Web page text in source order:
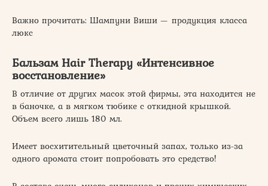
Важно прочитать: Шампуни Виши — продукция класса
люкс
Бальзам Hair Therapy «Интенсивное
восстановление»
В отличие от других масок этой фирмы, эта находится не
в баночке, а в мягком тюбике с откидной крышкой.
Объем всего лишь 180 мл.
Имеет восхитительный цветочный запах, только из-за
одного аромата стоит попробовать это средство!